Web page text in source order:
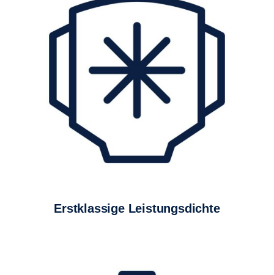
Erstklassige Leistungsdichte